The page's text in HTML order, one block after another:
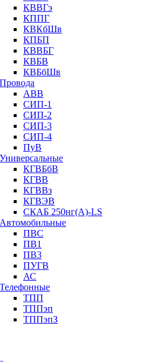
КВВГэ
КППГ
КВКбШв
КПБП
КВВБГ
КВБВ
КВБбШв
Провода
АВВ
СИП-1
СИП-2
СИП-3
СИП-4
ПуВ
Универсальные
КГВБбВ
КГВВ
КГВВз
КГВЭВ
СКАБ 250нг(А)-LS
Автомобильные
ПВС
ПВ1
ПВ3
ПУГВ
АС
Телефонные
ТПП
ТППэп
ТППэпЗ